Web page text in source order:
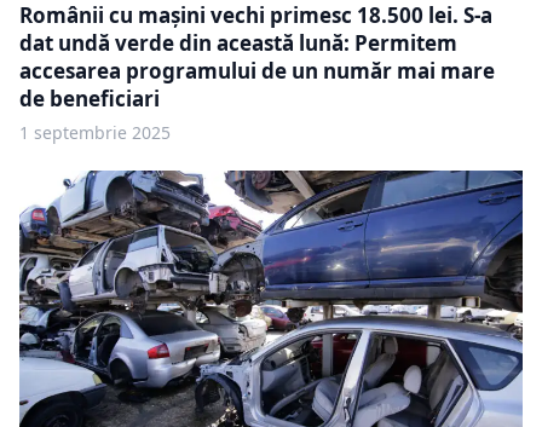
Românii cu mașini vechi primesc 18.500 lei. S-a
dat undă verde din această lună: Permitem
accesarea programului de un număr mai mare
de beneficiari
1 septembrie 2025